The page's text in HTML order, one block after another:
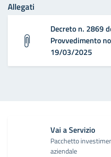
Allegati
Decreto n. 2869
Provvedimento
19/03/2025
Vai a Servizio
Pacchetto
aziendale